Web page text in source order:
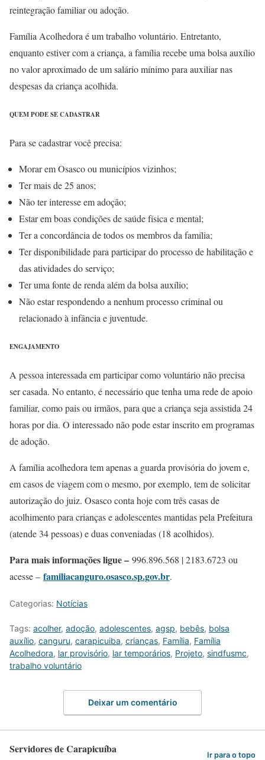
reintegração familiar ou adoção.
Família Acolhedora é um trabalho voluntário. Entretanto,
enquanto estiver com a criança, a família recebe uma bolsa auxílio
no valor aproximado de um salário mínimo para auxiliar nas
despesas da criança acolhida.
QUEM PODE SE CADASTRAR
Para se cadastrar você precisa:
Morar em Osasco ou municípios vizinhos;
Ter mais de 25 anos;
Não ter interesse em adoção;
Estar em boas condições de saúde física e mental;
Ter a concordância de todos os membros da família;
Ter disponibilidade para participar do processo de habilitação e
das atividades do serviço;
Ter uma fonte de renda além da bolsa auxílio;
Não estar respondendo a nenhum processo criminal ou
relacionado à infância e juventude.
ENGAJAMENTO
A pessoa interessada em participar como voluntário não precisa
ser casada. No entanto, é necessário que tenha uma rede de apoio
familiar, como pais ou irmãos, para que a criança seja assistida 24
horas por dia. O interessado não pode estar inscrito em programas
de adoção.
A família acolhedora tem apenas a guarda provisória do jovem e,
em casos de viagem com o mesmo, por exemplo, tem de solicitar
autorização do juiz. Osasco conta hoje com três casas de
acolhimento para crianças e adolescentes mantidas pela Prefeitura
(atende 34 pessoas) e duas conveniadas (18 acolhidos).
Para mais informações ligue – 996.896.568 | 2183.6723 ou
acesse – familiacanguro.osasco.sp.gov.br.
Categorias: Notícias
Tags: acolher, adoção, adolescentes, agsp, bebês, bolsa
auxílio, canguru, carapicuiba, crianças, Família, Família
Acolhedora, lar provisório, lar temporários, Projeto, sindfusmc,
trabalho voluntário
Deixar um comentário
Servidores de Carapicuíba Ir para o topo